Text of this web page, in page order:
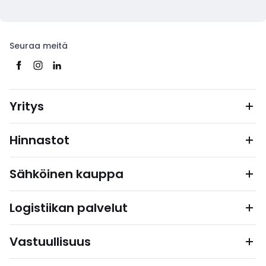
Seuraa meitä
Yritys
Hinnastot
Sähköinen kauppa
Logistiikan palvelut
Vastuullisuus